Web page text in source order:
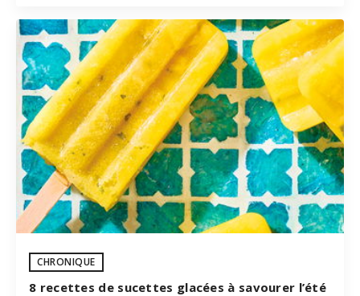
CHRONIQUE
8 recettes de sucettes glacées à savourer l’été